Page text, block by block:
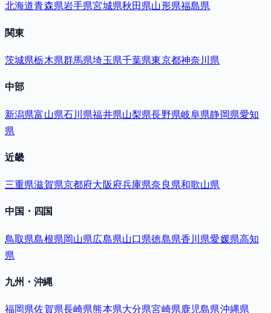
北海道青森県岩手県宮城県秋田県山形県福島県
関東
茨城県栃木県群馬県埼玉県千葉県東京都神奈川県
中部
新潟県富山県石川県福井県山梨県長野県岐阜県静岡県愛知
県
近畿
三重県滋賀県京都府大阪府兵庫県奈良県和歌山県
中国・四国
鳥取県島根県岡山県広島県山口県徳島県香川県愛媛県高知
県
九州・沖縄
福岡県佐賀県長崎県熊本県大分県宮崎県鹿児島県沖縄県